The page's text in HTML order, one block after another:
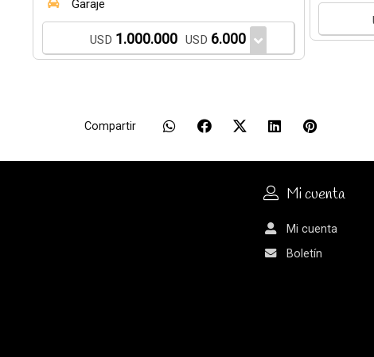
Garaje
USD 1.000.000 USD 6.000
Compartir
Mi cuenta
Mi cuenta
Boletín